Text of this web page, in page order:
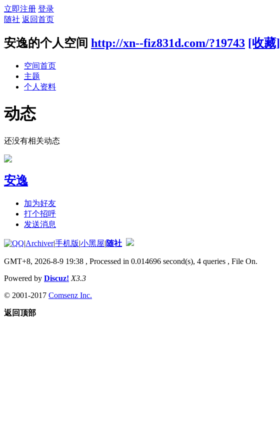
立即注册 登录
随社 返回首页
安逸的个人空间 http://xn--fiz831d.com/?19743 [收藏]
空间首页
主题
个人资料
动态
还没有相关动态
安逸
加为好友
打个招呼
发送消息
|Archiver|手机版|小黑屋|随社
GMT+8, 2026-8-9 19:38 , Processed in 0.014696 second(s), 4 queries , File On.
Powered by Discuz! X3.3
© 2001-2017 Comsenz Inc.
返回顶部